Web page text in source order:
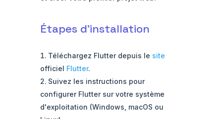
Étapes d'installation
Téléchargez Flutter depuis le site
officiel Flutter.
Suivez les instructions pour
configurer Flutter sur votre système
d'exploitation (Windows, macOS ou